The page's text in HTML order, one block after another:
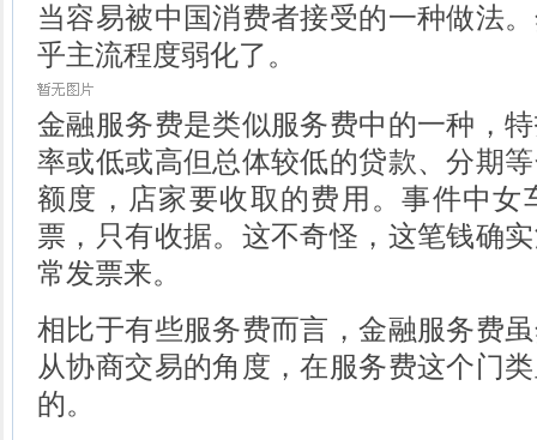
当容易被中国消费者接受的一种做法
乎主流程度弱化了。
金融服务费是类似服务费中的一种，
率或低或高但总体较低的贷款、分期
额度，店家要收取的费用。事件中女
票，只有收据。这不奇怪，这笔钱确
常发票来。
相比于有些服务费而言，金融服务费
从协商交易的角度，在服务费这个门
的。